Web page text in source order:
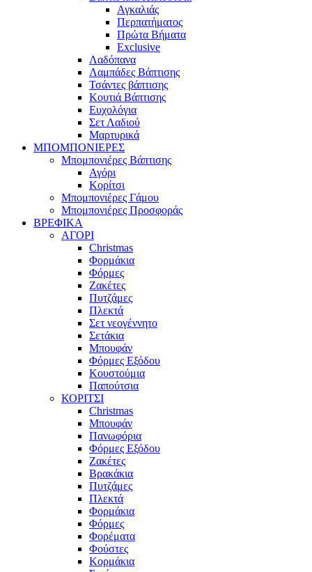
Αγκαλιάς
Περπατήματος
Πρώτα Βήματα
Exclusive
Λαδόπανα
Λαμπάδες Βάπτισης
Τσάντες βάπτισης
Κουτιά Βάπτισης
Ευχολόγια
Σετ Λαδιού
Μαρτυρικά
ΜΠΟΜΠΟΝΙΕΡΕΣ
Μπομπονιέρες Βάπτισης
Αγόρι
Κορίτσι
Μπομπονιέρες Γάμου
Μπομπονιέρες Προσφοράς
ΒΡΕΦΙΚΑ
ΑΓΟΡΙ
Christmas
Φορμάκια
Φόρμες
Ζακέτες
Πυτζάμες
Πλεκτά
Σετ νεογέννητο
Σετάκια
Μπουφάν
Φόρμες Εξόδου
Κουστούμια
Παπούτσια
ΚΟΡΙΤΣΙ
Christmas
Μπουφάν
Πανωφόρια
Φόρμες Εξόδου
Ζακέτες
Βρακάκια
Πυτζάμες
Πλεκτά
Φορμάκια
Φόρμες
Φορέματα
Φούστες
Κορμάκια